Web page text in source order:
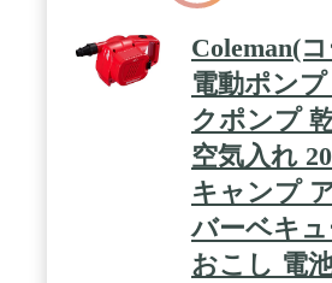
程度）の騒音が発生いたします。
Coleman(
電動ポン
クポンプ
空気入れ
キャンプ
バーベキ
おこし 電